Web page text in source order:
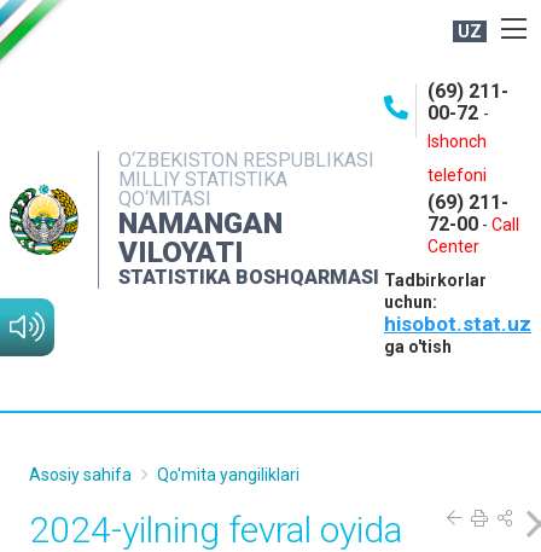
UZ
O‘ZBEKISTON RESPUBLIKASI
MILLIY STATISTIKA
QO‘MITASI
NAMANGAN
VILOYATI
STATISTIKA BOSHQARMASI
(69) 211-
00-72 -
Ishonch
telefoni
(69) 211-
72-00 - Call
Center
Tadbirkorlar
uchun:
hisobot.stat.uz
ga o'tish
NASHRLAR
INTERAKTIV XIZMATLAR
MATBUOT XIZMATI
MUROJAATLAR
Asosiy sahifa Qo'mita yangiliklari
2024-yilning fevral oyida